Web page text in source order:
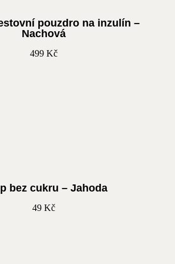
pouzdro na inzulín –
Nachová
499 Kč
bez cukru – Jahoda
49 Kč